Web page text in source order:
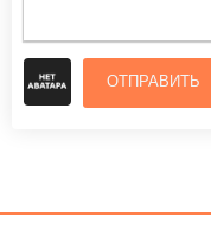
ОТПРАВИТЬ